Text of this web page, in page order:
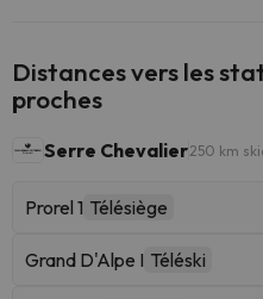
Distances vers les
proches
Serre Chevalier250 km
Prorel 1 Télésiège
Grand D'Alpe I Téléski